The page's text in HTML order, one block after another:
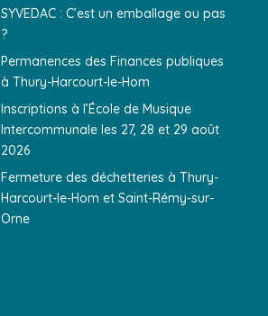
SYVEDAC : C’est un emballage ou pas
?
Permanences des Finances publiques
à Thury-Harcourt-le-Hom
Inscriptions à l’École de Musique
Intercommunale les 27, 28 et 29 août
2026
Fermeture des déchetteries à Thury-
Harcourt-le-Hom et Saint-Rémy-sur-
Orne